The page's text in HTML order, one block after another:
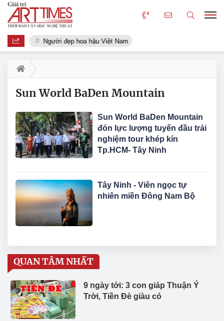
Người đẹp hoa hậu Việt Nam
Sun World BaDen Mountain
Sun World BaDen Mountain
đón lực lượng tuyến đầu trải
nghiệm tour khép kín
Tp.HCM- Tây Ninh
Tây Ninh - Viên ngọc tự
nhiên miền Đông Nam Bộ
QUAN TÂM NHẤT
9 ngày tới: 3 con giáp Thuận Ý
Trời, Tiền Đè giàu có